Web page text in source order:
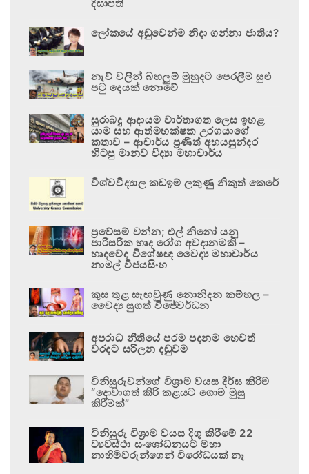
දිසාපති
ලෝකයේ අඩුවෙන්ම නිදා ගන්නා ජාතිය?
නැව් වලින් බහලුම් මුහුදට පෙරලීම සුළු
පටු දෙයක් නොවේ
සුරාබදු ආදායම වාර්තාගත ලෙස ඉහළ
යාම සහ ආත්මභක්ෂක උරගයාගේ
කතාව – ආචාර්ය ප්‍රණීත් අභයසුන්දර
හිටපු මානව විද්‍යා මහාචාර්ය
විශ්වවිද්‍යාල කඩඉම් ලකුණු නිකුත් කෙරේ
ප්‍රවේසම් වන්න; එල් නිනෝ යනු
පාරිසරික හෘද රෝග අවදානමකි –
හෘදවේද විශේෂඥ වෛද්‍ය මහාචාර්ය
නාමල් විජයසිංහ
කුස තුළ සැඟවුණු නොනිදන කම්හල –
වෛද්‍ය සුගත් විජේවර්ධන
අපරාධ නීතියේ පරම පදනම හෙවත්
වරදට සරිලන දඬුවම
විනිසුරුවන්ගේ විශ්‍රාම වයස දීර්ඝ කිරීම
“දොවාගත් කිරි කළයට ගොම මුසු
කිරීමක්”
විනිසුරු විශ්‍රාම වයස දිගු කිරීමේ 22
ව්‍යවස්ථා සංශෝධනයට මහා
නාහිමිවරුන්ගෙන් විරෝධයක් නෑ